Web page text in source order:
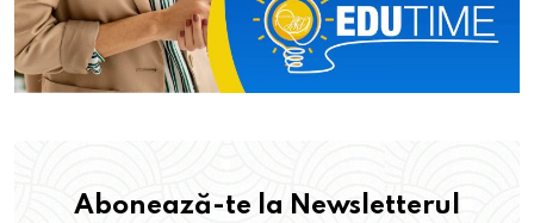
Abonează-te la Newsletterul